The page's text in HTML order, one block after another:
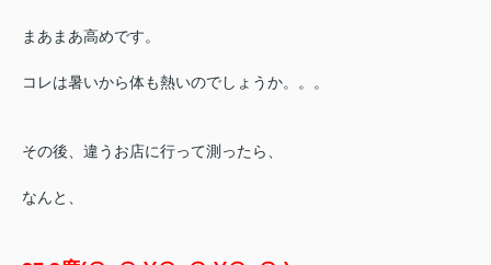
まあまあ高めです。
コレは暑いから体も熱いのでしょうか。。。
その後、違うお店に行って測ったら、
なんと、